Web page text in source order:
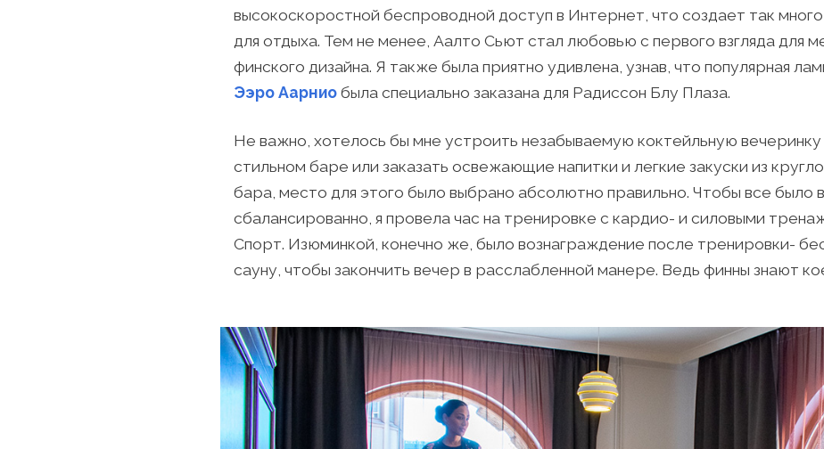
высокоскоростной беспроводной доступ в Интернет, что создает так
для отдыха. Тем не менее, Аалто Сьют стал любовью с первого взгляда для
финского дизайна. Я также была приятно удивлена, узнав, что популярная
Ээро Аарниобыла специально заказана для Радиссон Блу Плаза.
Не важно, хотелось бы мне устроить незабываемую коктейльную
стильном баре или заказать освежающие напитки и легкие закуски из
бара, место для этого было выбрано абсолютно правильно. Чтобы все было в
сбалансированно, я провела час на тренировке с кардио- и силовыми
Спорт. Изюминкой, конечно же, было вознаграждение после тренировки-
сауну, чтобы закончить вечер в расслабленной манере. Ведь финны знают